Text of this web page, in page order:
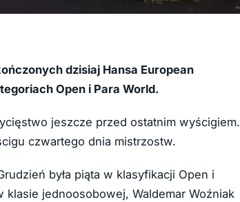
dzisiaj Hansa European
Open i Para World.
jeszcze przed ostatnim wyścigiem.
czwartego dnia mistrzostw.
była piąta w klasyfikacji Open i
jednoosobowej, Waldemar Woźniak